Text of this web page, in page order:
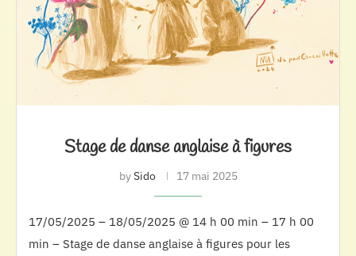
Stage de danse anglaise à figures
bySido 17 mai 2025
17/05/2025 – 18/05/2025 @ 14 h 00 min – 17 h 00
min – Stage de danse anglaise à figures pour les